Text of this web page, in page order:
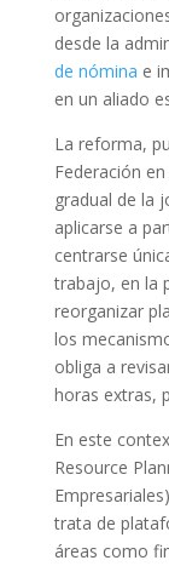
desde la
de nómina e
en un aliado
La reforma,
Federación
gradual de la
aplicarse a
centrarse
trabajo, en la
reorganizar
los
obliga a
horas extras,
En este
Resource
trata de
áreas como